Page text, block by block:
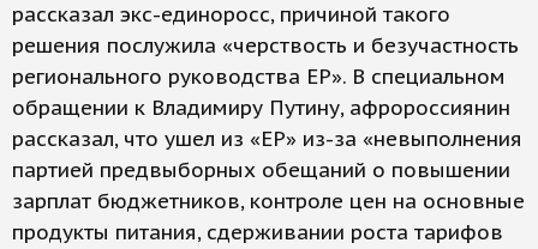
рассказал экс-единоросс, причиной такого
решения послужила «черствость и безучастность
регионального руководства ЕР». В специальном
обращении к Владимиру Путину, афророссиянин
рассказал, что ушел из «ЕР» из-за «невыполнения
партией предвыборных обещаний о повышении
зарплат бюджетников, контроле цен на основные
продукты питания, сдерживании роста тарифов